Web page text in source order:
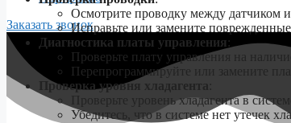
Заказать звонок
Осмотрите проводку между датчиком
Исправьте или замените
Диагностика платы управления:
Проверьте плату управления на
Перепрограммируйте или замените
Проверка уровня хладагента
Проверьте уровень хладагента в
Убедитесь, что в системе нет утечек